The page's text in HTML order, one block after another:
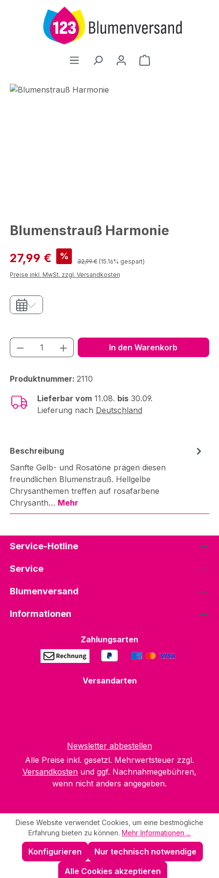
Zum Hauptinhalt springen
Warenkorb
Bildergalerie überspringen
Blumenstrauß Harmonie
Verkaufspreis:
27,99 € % Regulärer Preis:
32,99 € (15.16% gespart)
Preise inkl. MwSt. zzgl. Versandkosten
Produkt Anzahl: Gib den gewünschten
In den Warenkorb
Produktnummer: 2110
Lieferbar vom 11.08. bis 30.09.
Lieferung nach Deutschland
Beschreibung
Sanfte Gelb- und Rosatöne prägen diesen
freundlichen Blumenstrauß. Hellgelbe
Chrysanthemen treffen auf rosafarbene
Chrysanth… Mehr
Service-Hotline
Service
Blumenversand
Informationen
Zahlungsarten
Versandarten
Newsletter abbestellen
Alle Preise inkl. gesetzl. Mehrwertsteuer zzgl.
Versandkosten und ggf. Nachnahmegebühren,
wenn nicht anders angegeben.
Diese Website verwendet Cookies, um eine bestmögliche
Erfahrung bieten zu können. Mehr Informationen ...
Nur technisch notwendige
Konfigurieren
Alle Cookies akzeptieren